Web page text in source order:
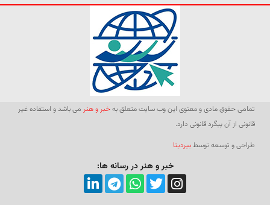
تمامی حقوق مادی و معنوی این وب سایت متعلق بهخبر و هنر می باشد و استفاده غیر
قانونی از آن پیگرد قانونی دارد.
طراحی و توسعه توسطبیردیتا
خبر و هنر در رسانه ها: